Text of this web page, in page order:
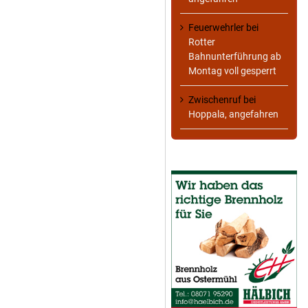
Feuerwehrler bei
Rotter
Bahnunterführung ab
Montag voll gesperrt
Zwischenruf bei
Hoppala, angefahren